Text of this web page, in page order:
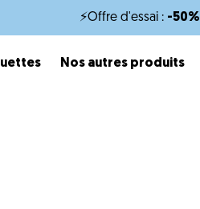
⚡Offre d'essai : -50%
Nos autres produits